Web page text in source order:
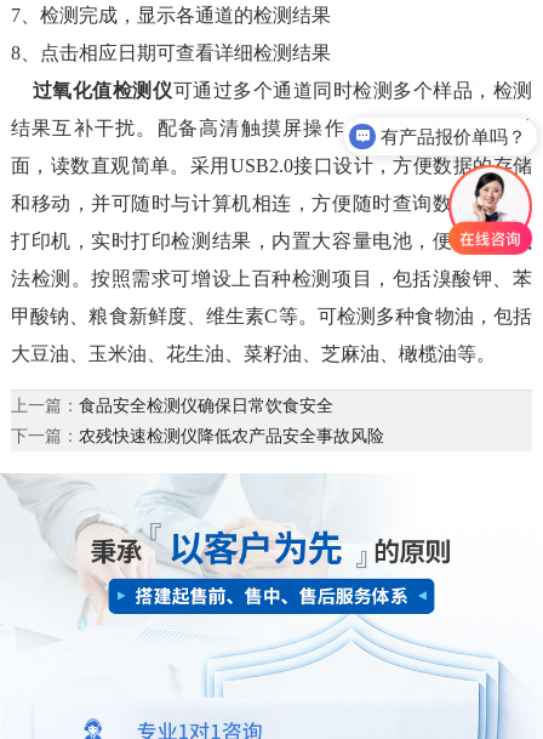
7、检测完成，显示各通道的检测结果
8、点击相应日期可查看详细检测结果
过氧化值检测仪可通过多个通道同时检测多个样品，检测
结果互补干扰。配备高清触摸屏操作，人性化中文操作界
面，读数直观简单。采用USB2.0接口设计，方便数据的存储
和移动，并可随时与计算机相连，方便随时查询数据；内置
打印机，实时打印检测结果，内置大容量电池，便于现场执
法检测。按照需求可增设上百种检测项目，包括溴酸钾、苯
甲酸钠、粮食新鲜度、维生素C等。可检测多种食物油，包括
大豆油、玉米油、花生油、菜籽油、芝麻油、橄榄油等。
上一篇： 食品安全检测仪确保日常饮食安全
下一篇： 农残快速检测仪降低农产品安全事故风险
有产品报价单吗？